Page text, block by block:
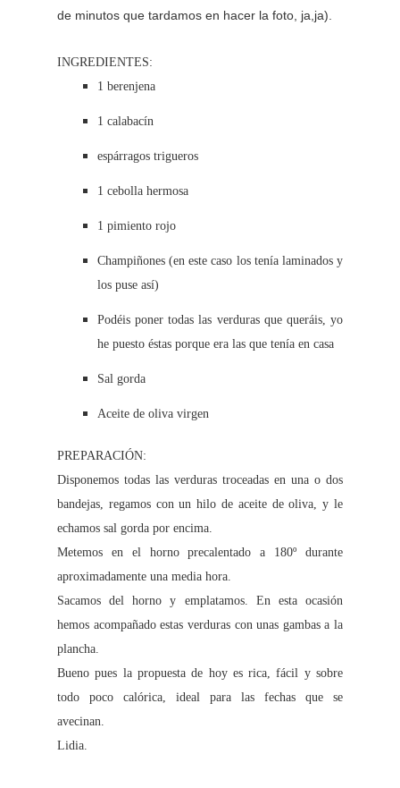
de minutos que tardamos en hacer la foto, ja,ja).
INGREDIENTES:
1 berenjena
1 calabacín
espárragos trigueros
1 cebolla hermosa
1 pimiento rojo
Champiñones (en este caso los tenía laminados y
los puse así)
Podéis poner todas las verduras que queráis, yo
he puesto éstas porque era las que tenía en casa
Sal gorda
Aceite de oliva virgen
PREPARACIÓN:
Disponemos todas las verduras troceadas en una o dos
bandejas, regamos con un hilo de aceite de oliva, y le
echamos sal gorda por encima.
Metemos en el horno precalentado a 180º durante
aproximadamente una media hora.
Sacamos del horno y emplatamos. En esta ocasión
hemos acompañado estas verduras con unas gambas a la
plancha.
Bueno pues la propuesta de hoy es rica, fácil y sobre
todo poco calórica, ideal para las fechas que se
avecinan.
Lidia.